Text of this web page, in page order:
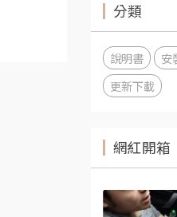
分類
說明書 安
更新下載
網紅開箱